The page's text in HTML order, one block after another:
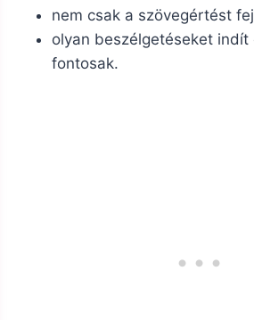
nem csak a szövegértést
olyan beszélgetéseket indít
fontosak.